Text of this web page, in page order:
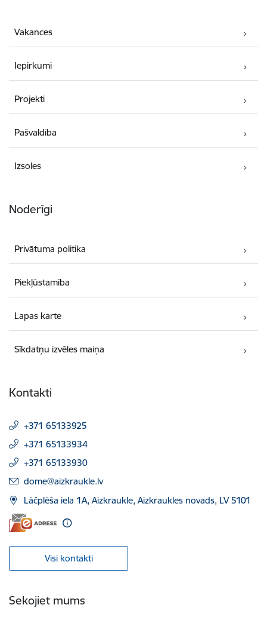
Vakances
Iepirkumi
Projekti
Pašvaldība
Izsoles
Noderīgi
Privātuma politika
Piekļūstamība
Lapas karte
Sīkdatņu izvēles maiņa
Kontakti
+371 65133925
+371 65133934
+371 65133930
E-pasts:
dome@aizkraukle.lv
Lāčplēša iela 1A, Aizkraukle, Aizkraukles novads, LV 5101
Visi kontakti
Sekojiet mums